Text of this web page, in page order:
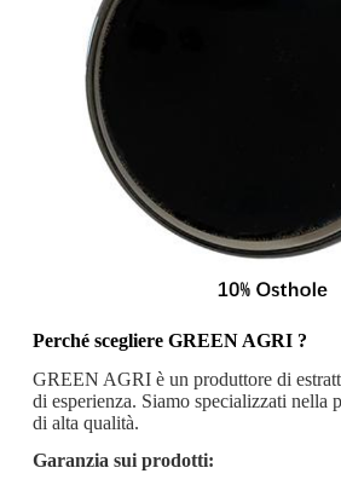
Perché scegliere GREEN AGRI ?
GREEN AGRI è un produttore di
di esperienza. Siamo specializzati nella
di alta qualità.
Garanzia sui prodotti: